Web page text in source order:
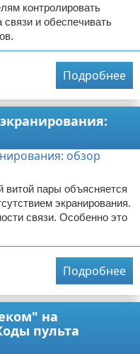
контролировать
связи и обеспечивать
Подробнее
витой пары объясняется
экранирования.
связи. Особенно это
Подробнее
на
пульта